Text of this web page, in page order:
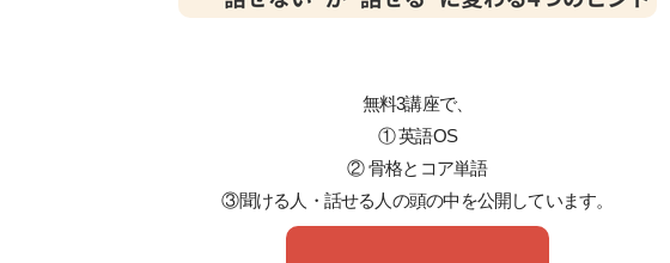
無料3講座で、
① 英語OS
② 骨格とコア単語
③聞ける人・話せる人の頭の中を公開しています。